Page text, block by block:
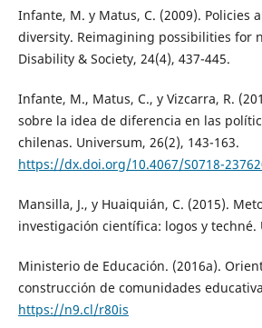
Infante, M. y Matus, C. (2009). Policies
diversity. Reimagining possibilities for
Disability & Society, 24(4), 437-445.
Infante, M., Matus, C., y Vizcarra, R.
sobre la idea de diferencia en las
chilenas. Universum, 26(2), 143-163.
https://dx.doi.org/10.4067/S0718-
Mansilla, J., y Huaiquián, C. (2015).
investigación científica: logos y techné.
Ministerio de Educación. (2016a).
construcción de comunidades
https://n9.cl/r80is